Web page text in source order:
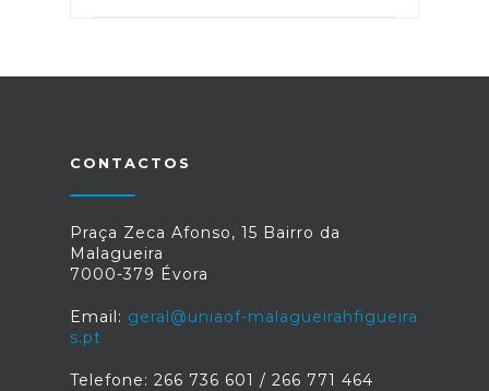
CONTACTOS
Praça Zeca Afonso, 15 Bairro da
Malagueira
7000-379 Évora
Email: geral@uniaof-malagueirahfigueira
s.pt
Telefone: 266 736 601 / 266 771 464